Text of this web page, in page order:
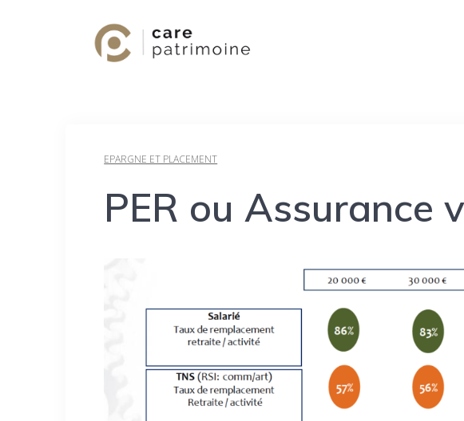
EPARGNE ET PLACEMENT
PER ou Assurance